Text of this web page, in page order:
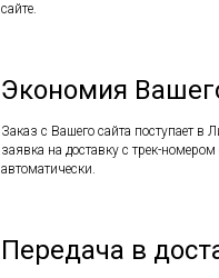
сайте.
Экономия
Заказ с Вашего сайта поступает в
заявка на доставку с трек-номером
автоматически.
Передача в